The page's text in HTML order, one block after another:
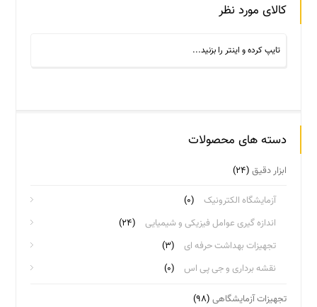
کالای مورد نظر
دسته های محصولات
ابزار دقیق (۲۴)
آزمایشگاه الکترونیک
(۰)
اندازه گیری عوامل فیزیکی و شیمیایی
(۲۴)
تجهیزات بهداشت حرفه ای
(۳)
نقشه برداری و جی پی اس
(۰)
تجهیزات آزمایشگاهی (۹۸)